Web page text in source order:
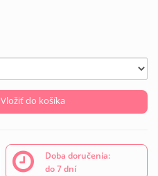
Vložiť do košíka
Doba doručenia:
do 7 dní